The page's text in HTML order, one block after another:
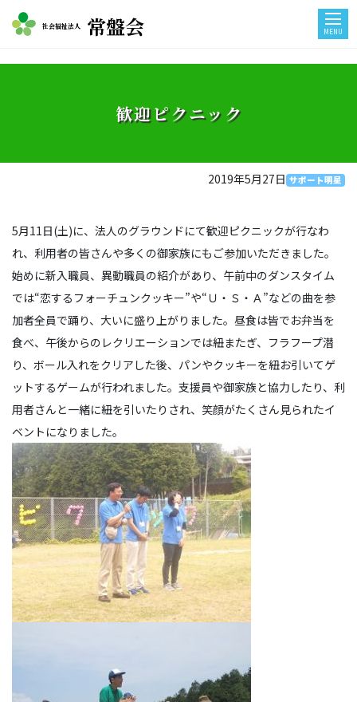
社会福祉法人 常盤会 MENU
歓迎ピクニック
2019年5月27日 サポート明星
5月11日(土)に、法人のグラウンドにて歓迎ピクニックが行なわ
れ、利用者の皆さんや多くの御家族にもご参加いただきました。
始めに新入職員、異動職員の紹介があり、午前中のダンスタイム
では“恋するフォーチュンクッキー”や“Ｕ・Ｓ・Ａ”などの曲を参
加者全員で踊り、大いに盛り上がりました。昼食は皆でお弁当を
食べ、午後からのレクリエーションでは紐またぎ、フラフープ潜
り、ボール入れをクリアした後、パンやクッキーを紐お引いてゲ
ットするゲームが行われました。支援員や御家族と協力したり、利
用者さんと一緒に紐を引いたりされ、笑顔がたくさん見られたイ
ベントになりました。